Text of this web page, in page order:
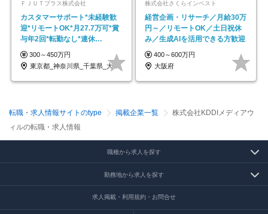
ＦＪＵＴプラス株式会社
カスタマーサポート*未経験歓
迎*リモートOK*月27.7万可*賞
与年2回*転勤なし*連休
OK/ZE010232
300～450万円
東京都_神奈川県_千葉県_大阪府_愛知県…
株式会社さくらインベスト
経営企画・リサーチ／月給30万
円～／リモートOK／土日祝休
み／生成AIを活用できる方歓迎
400～600万円
大阪府
転職・求人情報サイトのtype 掲載企業一覧
株式会社KDDIメディアウ
ィルの転職・求人情報
職種から求人を探す
勤務地から求人を探す
求人掲載・利用規約・お問合せ